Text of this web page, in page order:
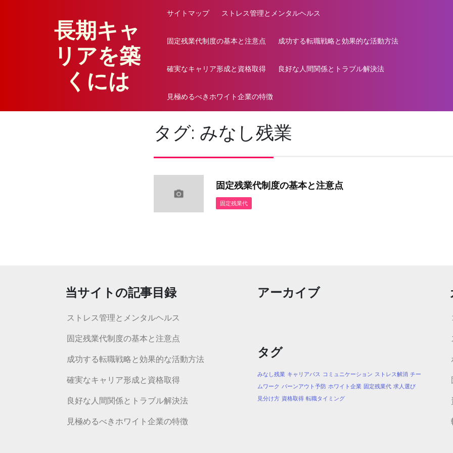
長期キャ
リアを築
くには
サイトマップ ストレス管理とメンタルヘルス
固定残業代制度の基本と注意点 成功する転職戦略と効果的な活動方法
確実なキャリア形成と資格取得 良好な人間関係とトラブル解決法
見極めるべきホワイト企業の特徴
タグ: みなし残業
固定残業代制度の基本と注意点
固定残業代
当サイトの記事目録
ストレス管理とメンタルヘルス
固定残業代制度の基本と注意点
成功する転職戦略と効果的な活動方法
確実なキャリア形成と資格取得
良好な人間関係とトラブル解決法
見極めるべきホワイト企業の特徴
アーカイブ
タグ
みなし残業 キャリアパス コミュニケーション ストレス解消 チー
ムワーク バーンアウト予防 ホワイト企業 固定残業代 求人選び
見分け方 資格取得 転職タイミング